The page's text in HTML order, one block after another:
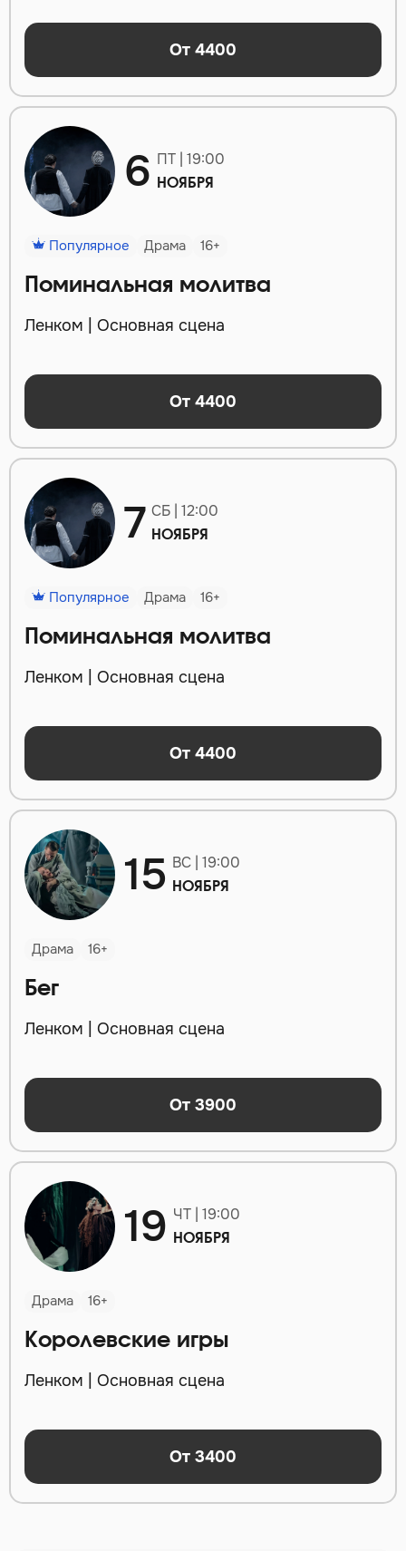
От 4400
6 ПТ | 19:00
НОЯБРЯ
Популярное Драма 16+
Поминальная молитва
Ленком | Основная сцена
От 4400
7 СБ | 12:00
НОЯБРЯ
Популярное Драма 16+
Поминальная молитва
Ленком | Основная сцена
От 4400
15 ВС | 19:00
НОЯБРЯ
Драма 16+
Бег
Ленком | Основная сцена
От 3900
19 ЧТ | 19:00
НОЯБРЯ
Драма 16+
Королевские игры
Ленком | Основная сцена
От 3400